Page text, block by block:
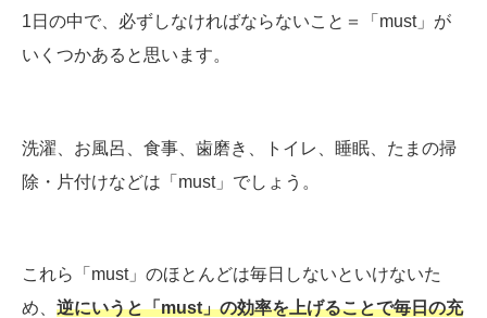
1日の中で、必ずしなければならないこと＝「must」が
いくつかあると思います。
洗濯、お風呂、食事、歯磨き、トイレ、睡眠、たまの掃
除・片付けなどは「must」でしょう。
これら「must」のほとんどは毎日しないといけないた
め、 逆にいうと「must」の効率を上げることで毎日の充